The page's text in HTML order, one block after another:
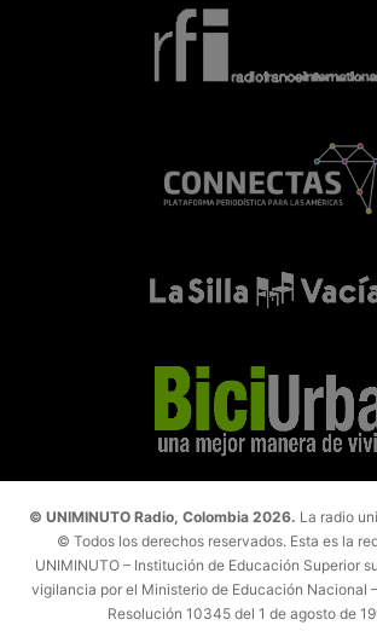
© UNIMINUTO Radio, Colombia 2026. La radio
© Todos los derechos reservados. Esta es la
UNIMINUTO – Institución de Educación Superior
vigilancia por el Ministerio de Educación Nacional
Resolución 10345 del 1 de agosto de